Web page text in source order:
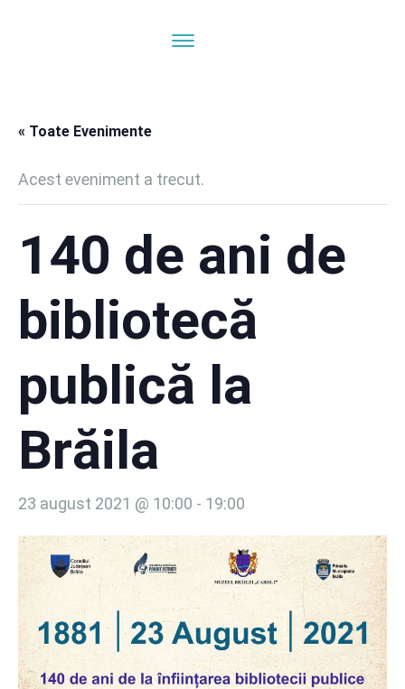
« Toate Evenimente
Acest eveniment a trecut.
140 de ani de
bibliotecă
publică la
Brăila
23 august 2021 @ 10:00 - 19:00